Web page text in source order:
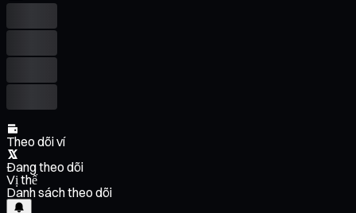
Theo dõi ví
Đang theo dõi
Vị thế
Danh sách theo dõi